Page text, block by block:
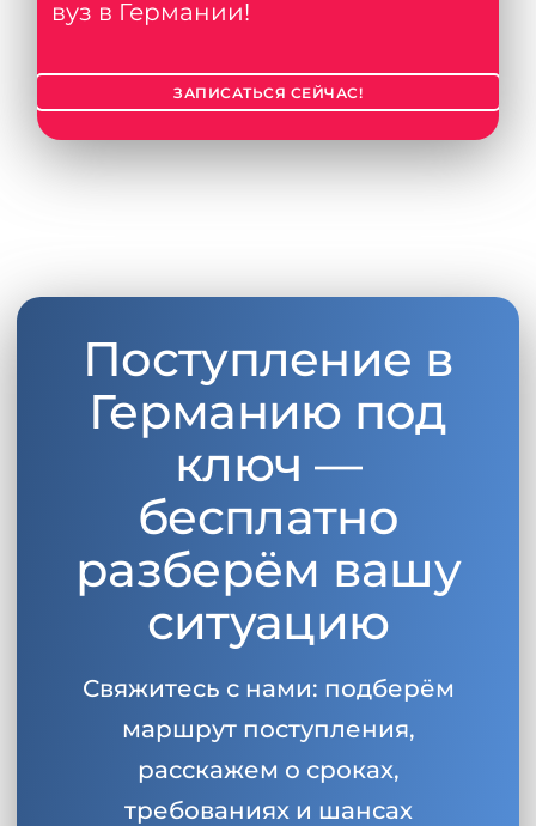
вуз в Германии!
ЗАПИСАТЬСЯ СЕЙЧАС!
Поступление в
Германию под
ключ —
бесплатно
разберём вашу
ситуацию
Свяжитесь с нами: подберём
маршрут поступления,
расскажем о сроках,
требованиях и шансах